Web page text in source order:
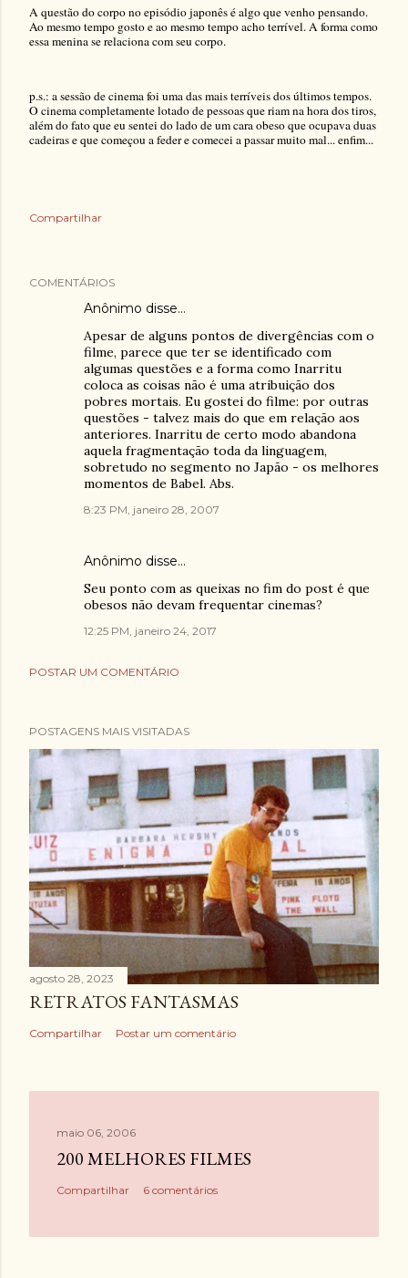
A questão do corpo no episódio japonês é algo que venho pensando.
Ao mesmo tempo gosto e ao mesmo tempo acho terrível. A forma como
essa menina se relaciona com seu corpo.
p.s.: a sessão de cinema foi uma das mais terríveis dos últimos tempos.
O cinema completamente lotado de pessoas que riam na hora dos tiros,
além do fato que eu sentei do lado de um cara obeso que ocupava duas
cadeiras e que começou a feder e comecei a passar muito mal... enfim...
Compartilhar
COMENTÁRIOS
Anônimo disse…
Apesar de alguns pontos de divergências com o
filme, parece que ter se identificado com
algumas questões e a forma como Inarritu
coloca as coisas não é uma atribuição dos
pobres mortais. Eu gostei do filme: por outras
questões - talvez mais do que em relação aos
anteriores. Inarritu de certo modo abandona
aquela fragmentação toda da linguagem,
sobretudo no segmento no Japão - os melhores
momentos de Babel. Abs.
8:23 PM, janeiro 28, 2007
Anônimo disse…
Seu ponto com as queixas no fim do post é que
obesos não devam frequentar cinemas?
12:25 PM, janeiro 24, 2017
POSTAR UM COMENTÁRIO
POSTAGENS MAIS VISITADAS
agosto 28, 2023
RETRATOS FANTASMAS
Compartilhar Postar um comentário
maio 06, 2006
200 MELHORES FILMES
Compartilhar 6 comentários